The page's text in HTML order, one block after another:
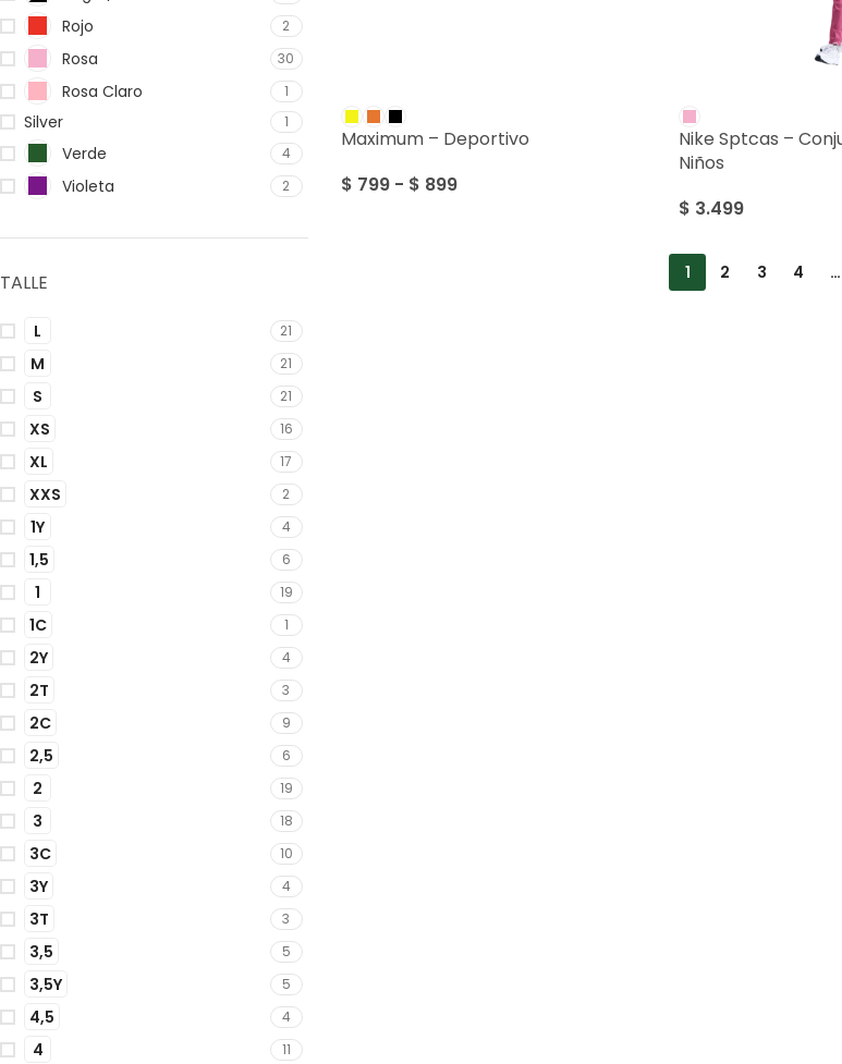
Rojo 2
Rosa 30
Rosa Claro 1
Silver 1
Verde 4
Violeta 2
TALLE
L 21
M 21
S 21
XS 16
XL 17
XXS 2
1Y 4
1,5 6
1 19
1C 1
2Y 4
2T 3
2C 9
2,5 6
2 19
3 18
3C 10
3Y 4
3T 3
3,5 5
3,5Y 5
4,5 4
4 11
Maximum – Deportivo
$ 799 - $ 899
Nike Sptcas –
Niños
$ 3.499
1 2 3 4 …